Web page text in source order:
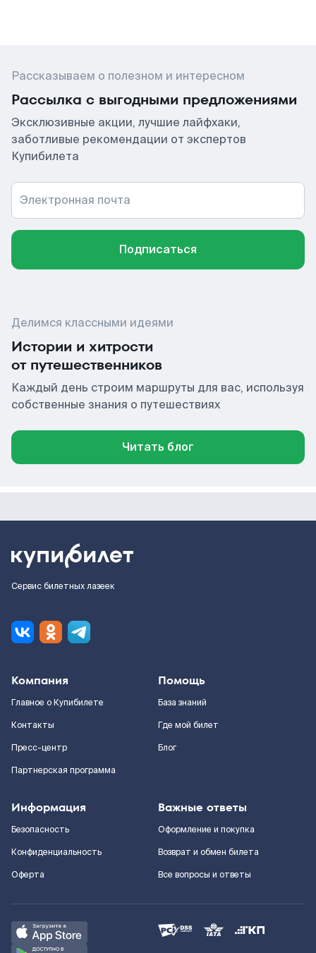
Рассказываем о полезном и интересном
Рассылка с выгодными предложениями
Эксклюзивные акции, лучшие лайфхаки,
заботливые рекомендации от экспертов
Купибилета
Электронная почта
Подписаться
Делимся классными идеями
Истории и хитрости
от путешественников
Каждый день строим маршруты для вас, используя
собственные знания о путешествиях
Читать блог
Сервис билетных лазеек
Компания
Главное о Купибилете
Контакты
Пресс-центр
Партнерская программа
Помощь
База знаний
Где мой билет
Блог
Информация
Безопасность
Конфиденциальность
Оферта
Важные ответы
Оформление и покупка
Возврат и обмен билета
Все вопросы и ответы